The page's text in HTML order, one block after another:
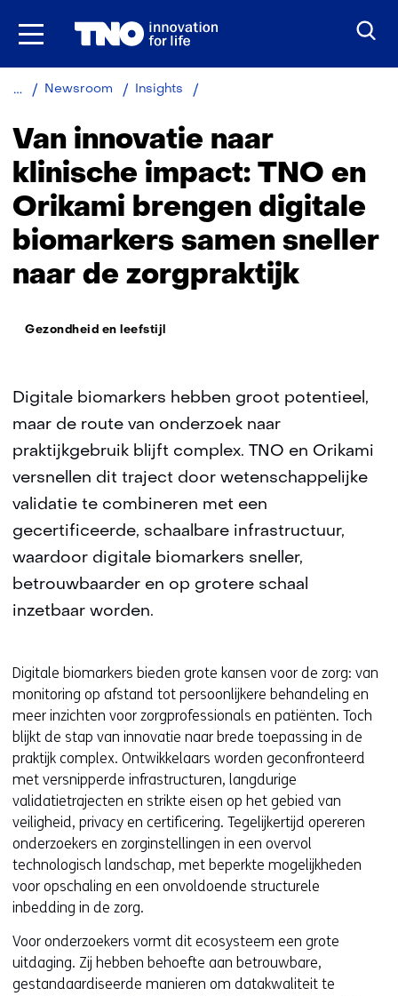
Ga
Newsroom Insights
klinische
impact:
TNO
en
Orikami
brengen
biomarkers
Van innovatie naar
klinische impact: TNO en
Orikami brengen digitale
biomarkers samen sneller
naar de zorgpraktijk
Thema:
Gezondheid en leefstijl
Digitale biomarkers hebben groot potentieel,
maar de route van onderzoek naar
praktijkgebruik blijft complex. TNO en Orikami
versnellen dit traject door wetenschappelijke
validatie te combineren met een
gecertificeerde, schaalbare infrastructuur,
waardoor digitale biomarkers sneller,
betrouwbaarder en op grotere schaal
inzetbaar worden.
Digitale biomarkers bieden grote kansen voor de zorg: van
monitoring op afstand tot persoonlijkere behandeling en
meer inzichten voor zorgprofessionals en patiënten. Toch
blijkt de stap van innovatie naar brede toepassing in de
praktijk complex. Ontwikkelaars worden geconfronteerd
met versnipperde infrastructuren, langdurige
validatietrajecten en strikte eisen op het gebied van
veiligheid, privacy en certificering. Tegelijkertijd opereren
onderzoekers en zorginstellingen in een overvol
technologisch landschap, met beperkte mogelijkheden
voor opschaling en een onvoldoende structurele
inbedding in de zorg.
Voor onderzoekers vormt dit ecosysteem een grote
uitdaging. Zij hebben behoefte aan betrouwbare,
gestandaardiseerde manieren om datakwaliteit te